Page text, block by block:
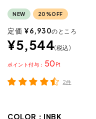
NEW 20%OFF
定価 ¥6,930のところ
¥5,544 税込
50
ポイント
2件
COLOR： INBK